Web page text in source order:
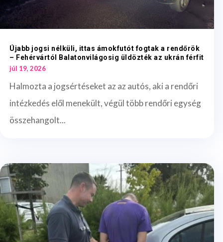
Újabb jogsi nélküli, ittas ámokfutót fogtak a rendőrök
– Fehérvártól Balatonvilágosig üldözték az ukrán férfit
júl 19, 2026
Halmozta a jogsértéseket az az autós, aki a rendőri
intézkedés elől menekült, végül több rendőri egység
összehangolt...